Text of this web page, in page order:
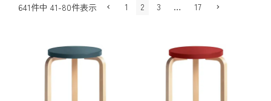
641件中 41-80件表示 1 2 3 … 17